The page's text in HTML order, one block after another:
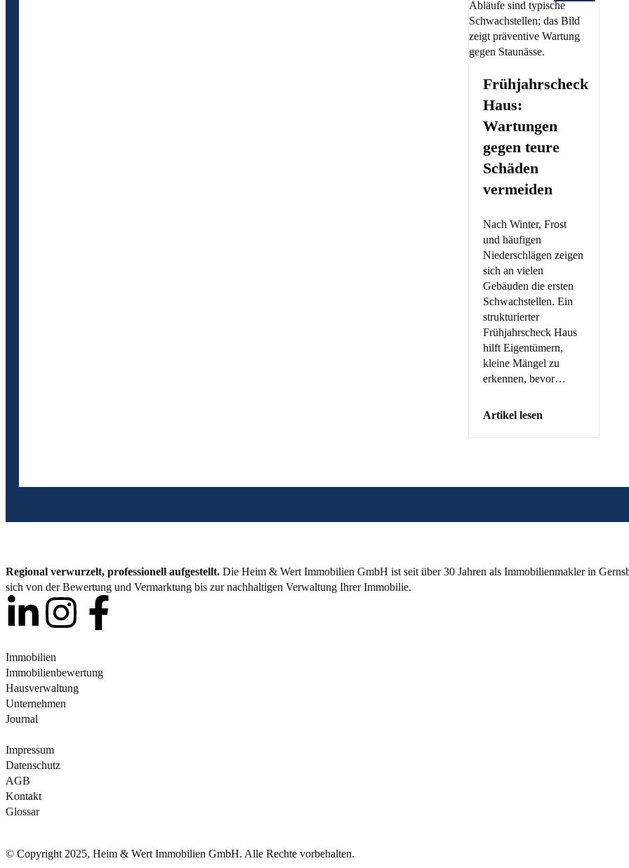
Frühjahrscheck
Haus:
Wartungen
gegen teure
Schäden
vermeiden
Nach Winter, Frost
und häufigen
Niederschlägen zeigen
sich an vielen
Gebäuden die ersten
Schwachstellen. Ein
strukturierter
Frühjahrscheck Haus
hilft Eigentümern,
kleine Mängel zu
erkennen, bevor…
Artikel lesen
Regional verwurzelt, professionell aufgestellt. Die Heim & Wert Immobilien GmbH ist seit über 30 Jahren als Immobilienmaklerin
sich von der Bewertung und Vermarktung bis zur nachhaltigen Verwaltung Ihrer Immobilie.
Immobilien
Immobilienbewertung
Hausverwaltung
Unternehmen
Journal
Impressum
Datenschutz
AGB
Kontakt
Glossar
© Copyright 2025, Heim & Wert Immobilien GmbH. Alle Rechte vorbehalten.